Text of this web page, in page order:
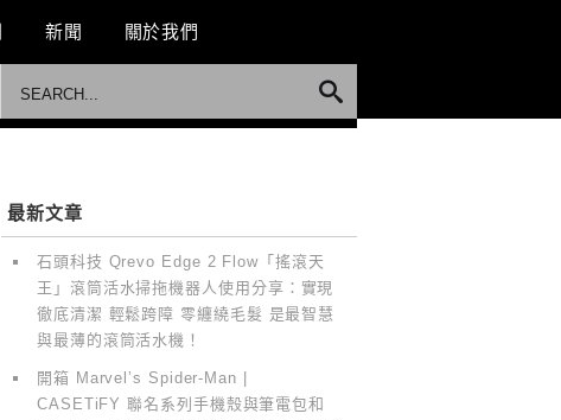
新聞 關於我們
最新文章
石頭科技 Qrevo Edge 2 Flow「搖滾天
王」滾筒活水掃拖機器人使用分享：實現
徹底清潔 輕鬆跨障 零纏繞毛髮 是最智慧
與最薄的滾筒活水機！
開箱 Marvel’s Spider-Man |
CASETiFY 聯名系列手機殼與筆電包和